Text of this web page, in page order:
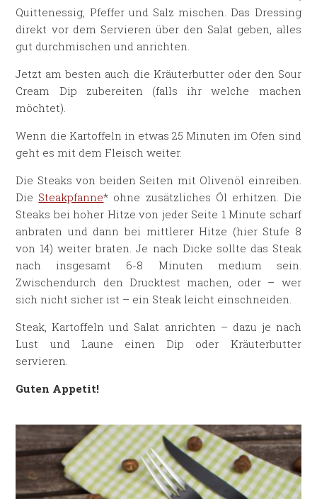
Quittenessig, Pfeffer und Salz mischen. Das Dressing
direkt vor dem Servieren über den Salat geben, alles
gut durchmischen und anrichten.
Jetzt am besten auch die Kräuterbutter oder den Sour
Cream Dip zubereiten (falls ihr welche machen
möchtet).
Wenn die Kartoffeln in etwas 25 Minuten im Ofen sind
geht es mit dem Fleisch weiter.
Die Steaks von beiden Seiten mit Olivenöl einreiben.
Die Steakpfanne* ohne zusätzliches Öl erhitzen. Die
Steaks bei hoher Hitze von jeder Seite 1 Minute scharf
anbraten und dann bei mittlerer Hitze (hier Stufe 8
von 14) weiter braten. Je nach Dicke sollte das Steak
nach insgesamt 6-8 Minuten medium sein.
Zwischendurch den Drucktest machen, oder – wer
sich nicht sicher ist – ein Steak leicht einschneiden.
Steak, Kartoffeln und Salat anrichten – dazu je nach
Lust und Laune einen Dip oder Kräuterbutter
servieren.
Guten Appetit!